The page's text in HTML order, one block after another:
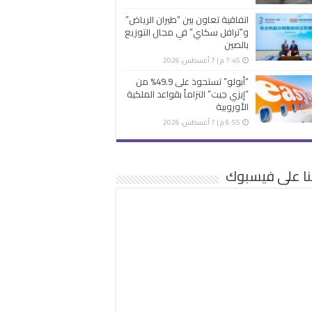
اتفاقية تعاون بين “طيران الرياض”
و”ترافل سكاي” في مجال التوزيع
بالصين
7:45 م | 7 أغسطس، 2026
“أبولو” تستحوذ على 49.9% من
“إيزي جيت” التزاماً بقواعد الملكية
الأوروبية
6:55 م | 7 أغسطس، 2026
على فيسبوك